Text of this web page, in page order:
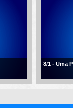
8/1 - Uma